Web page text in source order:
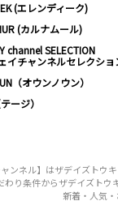
(エレンディーク)
(カルナムール)
channel SELECTION
イチャンネルセレクショ
（オウンノウン）
ージ）
ンネル】はザデイズト
わり条件からザデイズト
新着・人気